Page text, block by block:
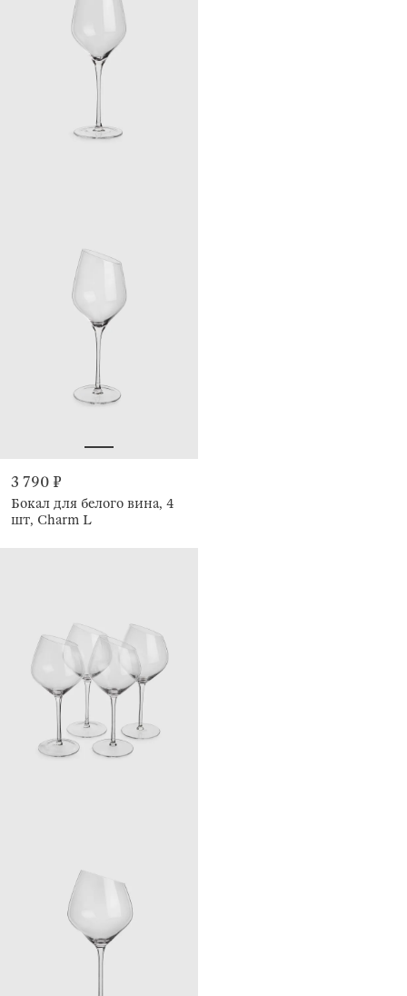
3 790 ₽
Бокал для белого вина, 4
шт, Charm L